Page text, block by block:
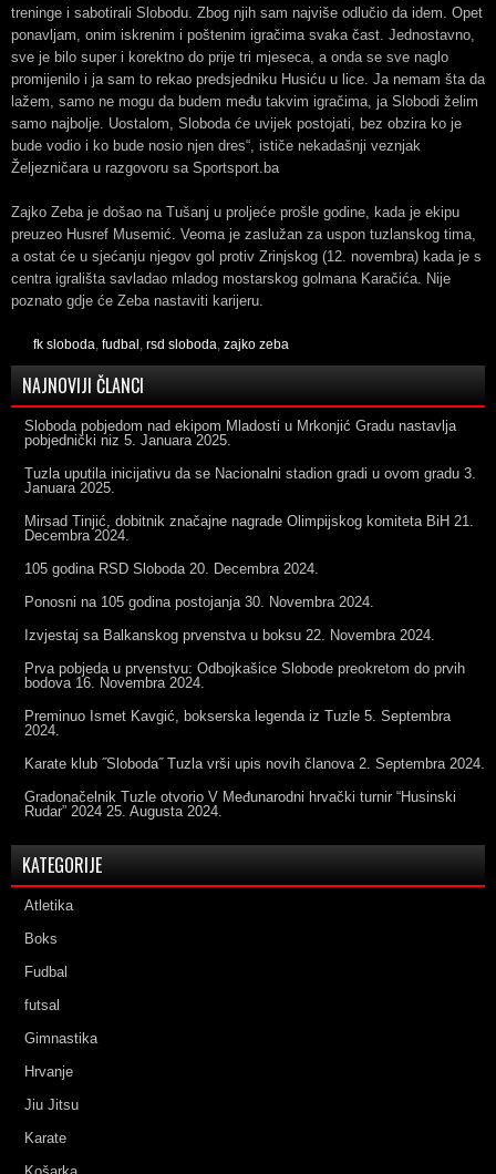
treninge i sabotirali Slobodu. Zbog njih sam najviše odlučio da idem. Opet
ponavljam, onim iskrenim i poštenim igračima svaka čast. Jednostavno,
sve je bilo super i korektno do prije tri mjeseca, a onda se sve naglo
promijenilo i ja sam to rekao predsjedniku Husiću u lice. Ja nemam šta da
lažem, samo ne mogu da budem među takvim igračima, ja Slobodi želim
samo najbolje. Uostalom, Sloboda će uvijek postojati, bez obzira ko je
bude vodio i ko bude nosio njen dres“, ističe nekadašnji veznjak
Željezničara u razgovoru sa Sportsport.ba
Zajko Zeba je došao na Tušanj u proljeće prošle godine, kada je ekipu
preuzeo Husref Musemić. Veoma je zaslužan za uspon tuzlanskog tima,
a ostat će u sjećanju njegov gol protiv Zrinjskog (12. novembra) kada je s
centra igrališta savladao mladog mostarskog golmana Karačića. Nije
poznato gdje će Zeba nastaviti karijeru.
fk sloboda, fudbal , rsd sloboda, zajko zeba
NAJNOVIJI ČLANCI
Sloboda pobjedom nad ekipom Mladosti u Mrkonjić Gradu nastavlja
pobjednički niz 5. Januara 2025.
Tuzla uputila inicijativu da se Nacionalni stadion gradi u ovom gradu 3.
Januara 2025.
Mirsad Tinjić, dobitnik značajne nagrade Olimpijskog komiteta BiH 21.
Decembra 2024.
105 godina RSD Sloboda 20. Decembra 2024.
Ponosni na 105 godina postojanja 30. Novembra 2024.
Izvjestaj sa Balkanskog prvenstva u boksu 22. Novembra 2024.
Prva pobjeda u prvenstvu: Odbojkašice Slobode preokretom do prvih
bodova 16. Novembra 2024.
Preminuo Ismet Kavgić, bokserska legenda iz Tuzle 5. Septembra
2024.
Karate klub ˝Sloboda˝ Tuzla vrši upis novih članova 2. Septembra 2024.
Gradonačelnik Tuzle otvorio V Međunarodni hrvački turnir “Husinski
Rudar” 2024 25. Augusta 2024.
KATEGORIJE
Atletika
Boks
Fudbal
futsal
Gimnastika
Hrvanje
Jiu Jitsu
Karate